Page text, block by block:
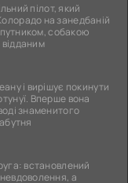
пілот, який
на занедбаній
собакою
і вирішує покинути
Вперше вона
знаменитого
встановлений
а